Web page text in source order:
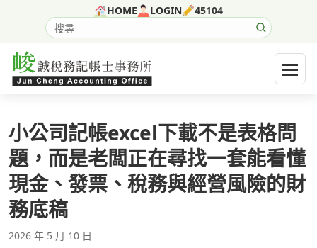
HOME LOGIN 45104
搜尋網站內容
開啟
小公司記帳excel下載不是表格問
題，而是老闆正在尋找一套能看懂
現金、發票、稅務與經營風險的財
務底稿
2026 年 5 月 10 日